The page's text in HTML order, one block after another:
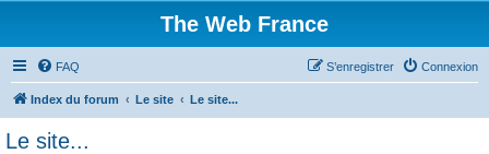
The Web France
FAQ Connexion
S’enregistrer
Index du forum Le site Le site...
Le site...